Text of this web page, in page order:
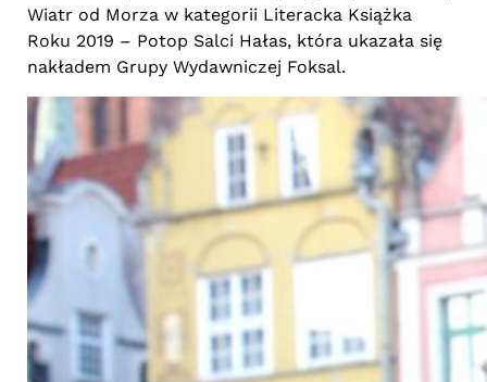
Wiatr od Morza w kategorii Literacka Książka
Roku 2019 – Potop Salci Hałas, która ukazała się
nakładem Grupy Wydawniczej Foksal.